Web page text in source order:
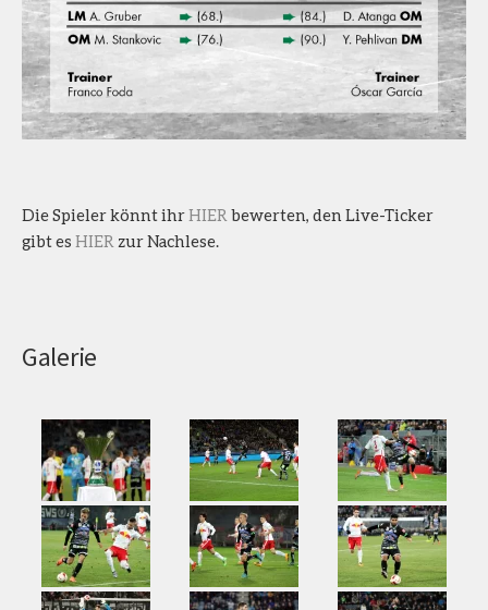
Die Spieler könnt ihrHIER bewerten, den Live-Ticker
gibt es HIER zur Nachlese.
Galerie